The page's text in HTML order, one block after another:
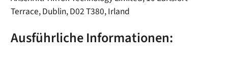
Terrace, Dublin, D02 T380, Irland
Ausführliche Informationen: